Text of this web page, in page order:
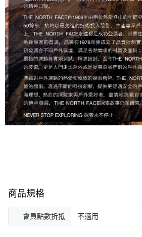
商品規格
會員點數折抵 不適用